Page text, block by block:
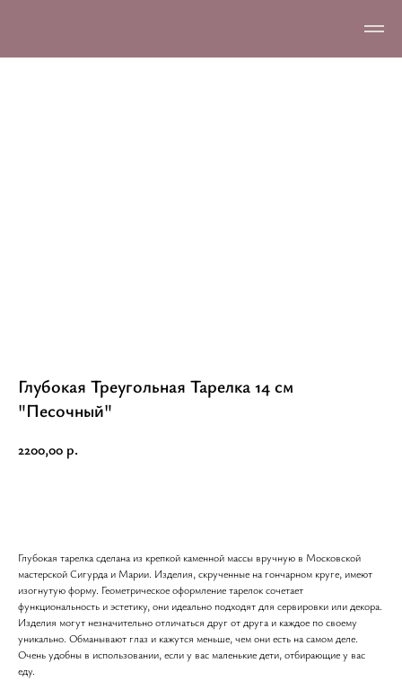
Глубокая Треугольная Тарелка 14 см
"Песочный"
2200,00 р.
Глубокая тарелка сделана из крепкой каменной массы вручную в Московской
мастерской Сигурда и Марии. Изделия, скрученные на гончарном круге, имеют
изогнутую форму. Геометрическое оформление тарелок сочетает
функциональность и эстетику, они идеально подходят для сервировки или декора.
Изделия могут незначительно отличаться друг от друга и каждое по своему
уникально. Обманывают глаз и кажутся меньше, чем они есть на самом деле.
Очень удобны в использовании, если у вас маленькие дети, отбирающие у вас
еду.